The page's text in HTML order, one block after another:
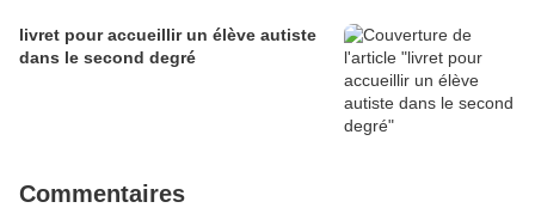
livret pour accueillir un élève autiste
dans le second degré
Commentaires